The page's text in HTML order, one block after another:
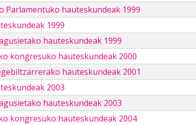
Parlamentuko hauteskundeak 1999
1999
hauteskundeak 1999
kongresuko hauteskundeak 2000
hauteskundeak 2001
2003
hauteskundeak 2003
kongresuko hauteskundeak 2004